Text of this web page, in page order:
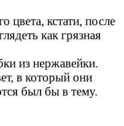
цвета, кстати, после
как грязная
из нержавейки.
в который они
был бы в тему.